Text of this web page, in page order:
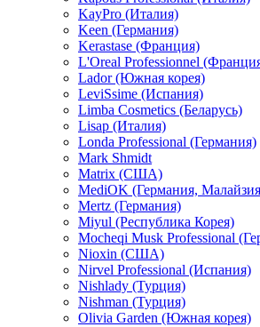
KayPro (Италия)
Keen (Германия)
Kerastase (Франция)
L'Oreal Professionnel
Lador (Южная корея)
LeviSsime (Испания)
Limba Cosmetics (Беларусь)
Lisap (Италия)
Londa Professional (Германия)
Mark Shmidt
Matrix (США)
MediOK (Германия,
Mertz (Германия)
Miyul (Республика Корея)
Mocheqi Musk Professional
Nioxin (США)
Nirvel Professional (Испания)
Nishlady (Турция)
Nishman (Турция)
Olivia Garden (Южная корея)